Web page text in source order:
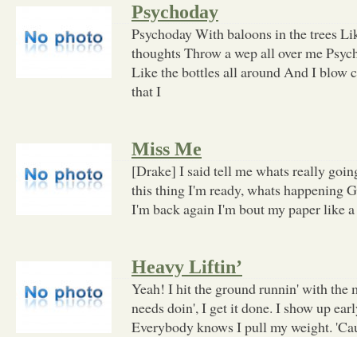
Psychoday
Psychoday With baloons in the trees
thoughts Throw a wep all over me
Like the bottles all around And I blow
that I
Miss Me
[Drake] I said tell me whats really
this thing I'm ready, whats happening
I'm back again I'm bout my paper like
Heavy Liftin’
Yeah! I hit the ground runnin' with the
needs doin', I get it done. I show up
Everybody knows I pull my weight.